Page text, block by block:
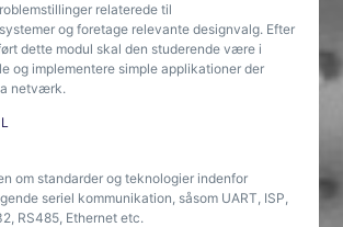
relaterede til
og foretage relevante designvalg. Efter
dette modul skal den studerende være i
og implementere simple applikationer der
netværk.
om standarder og teknologier indenfor
seriel kommunikation, såsom UART, ISP,
RS485, Ethernet etc.